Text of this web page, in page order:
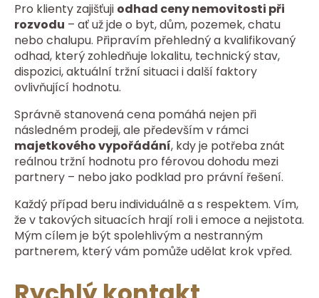
Pro klienty zajišťuji odhad ceny nemovitosti při
rozvodu – ať už jde o byt, dům, pozemek, chatu
nebo chalupu. Připravím přehledný a kvalifikovaný
odhad, který zohledňuje lokalitu, technický stav,
dispozici, aktuální tržní situaci i další faktory
ovlivňující hodnotu.
Správně stanovená cena pomáhá nejen při
následném prodeji, ale především v rámci
majetkového vypořádání, kdy je potřeba znát
reálnou tržní hodnotu pro férovou dohodu mezi
partnery – nebo jako podklad pro právní řešení.
Každý případ beru individuálně a s respektem. Vím,
že v takových situacích hrají roli i emoce a nejistota.
Mým cílem je být spolehlivým a nestranným
partnerem, který vám pomůže udělat krok vpřed.